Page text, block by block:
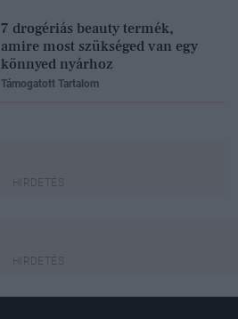
7 drogériás beauty termék,
amire most szükséged van egy
könnyed nyárhoz
Támogatott Tartalom